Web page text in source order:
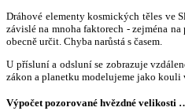
Dráhové elementy kosmických těles ve
závislé na mnoha faktorech - zejména
obecně určit. Chyba narůstá s časem.
U přísluní a odsluní se zobrazuje
zákon a planetku modelujeme jako kouli
Výpočet pozorované hvězdné velikosti